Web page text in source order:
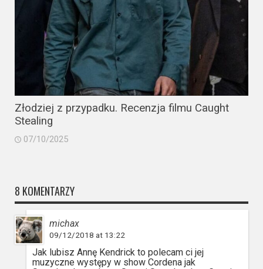
Złodziej z przypadku. Recenzja filmu Caught
Stealing
07/10/2025
8 KOMENTARZY
michax
09/12/2018 at 13:22
Jak lubisz Annę Kendrick to polecam ci jej
muzyczne występy w show Cordena jak